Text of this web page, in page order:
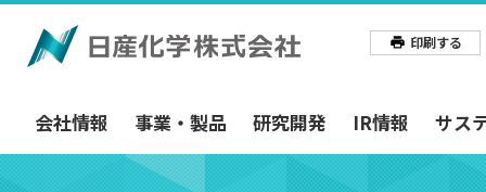
印刷する
会社情報 事業・製品 研究開発 IR情報 サス